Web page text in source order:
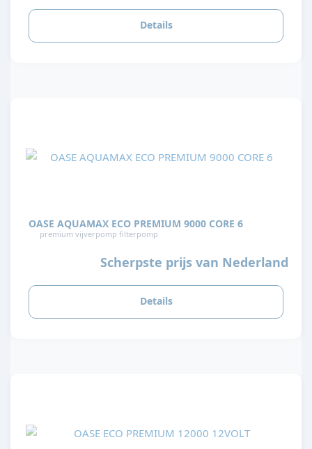
Details
OASE AQUAMAX ECO PREMIUM 9000 CORE 6
premium vijverpomp filterpomp
Scherpste prijs van Nederland
Details